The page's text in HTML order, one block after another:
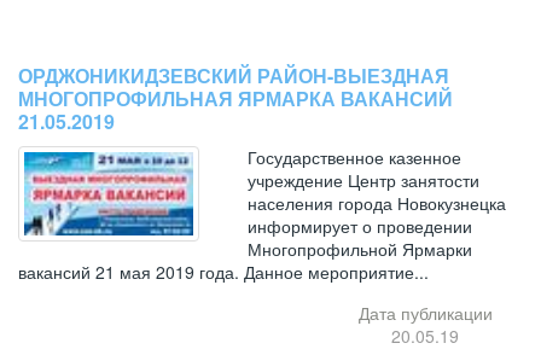
ОРДЖОНИКИДЗЕВСКИЙ РАЙОН-ВЫЕЗДНАЯ
МНОГОПРОФИЛЬНАЯ ЯРМАРКА ВАКАНСИЙ
21.05.2019
Государственное казенное
учреждение Центр занятости
населения города Новокузнецка
информирует о проведении
Многопрофильной Ярмарки
вакансий 21 мая 2019 года. Данное мероприятие...
Дата публикации
20.05.19